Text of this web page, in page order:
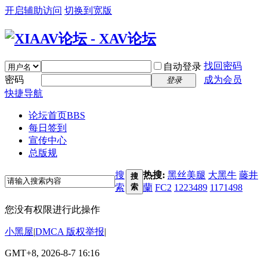
开启辅助访问 切换到宽版
自动登录 找回密码
密码
登录
成为会员
快捷导航
论坛首页BBS
每日签到
宣传中心
总版规
搜
索
搜
索
热搜: 黑丝美腿 大黑牛 藤井
蘭 FC2 1223489 1171498
您没有权限进行此操作
小黑屋|DMCA 版权举报|
GMT+8, 2026-8-7 16:16